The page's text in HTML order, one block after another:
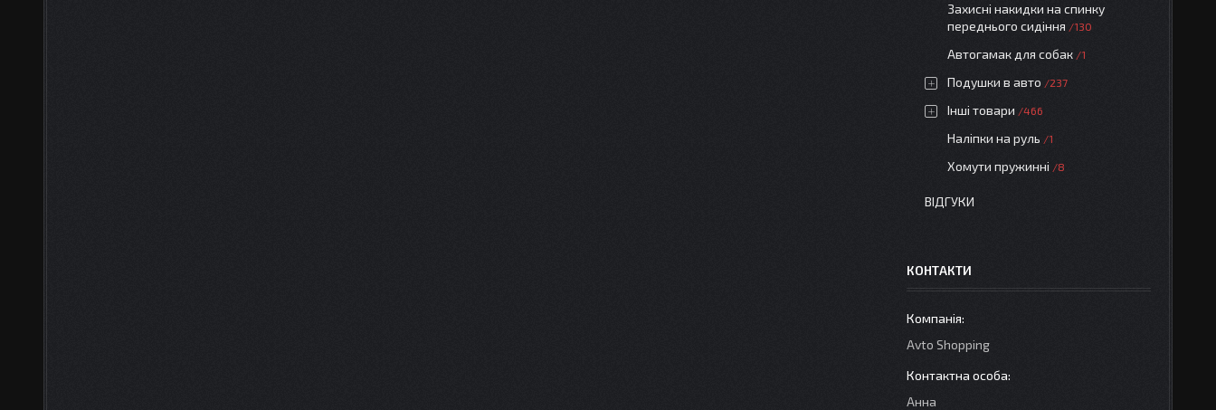
Захисні накидки на спинку
переднього сидіння
130
Автогамак для собак 1
Подушки в авто 237
Інші товари 466
Наліпки на руль 1
Хомути пружинні 8
ВІДГУКИ
КОНТАКТИ
Avto Shopping
Анна